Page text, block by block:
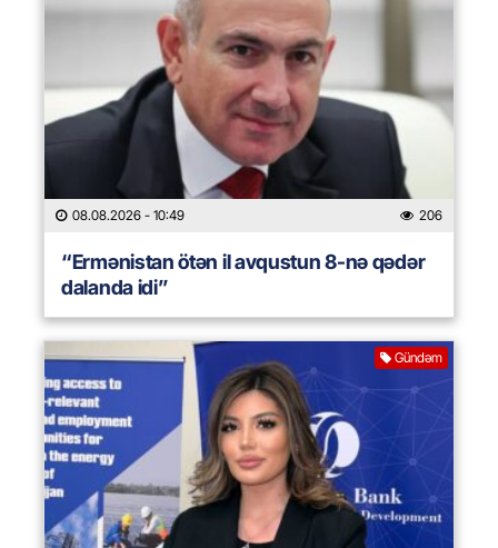
08.08.2026 - 10:49 206
“Ermənistan ötən il avqustun 8-nə qədər
dalanda idi”
Gündəm